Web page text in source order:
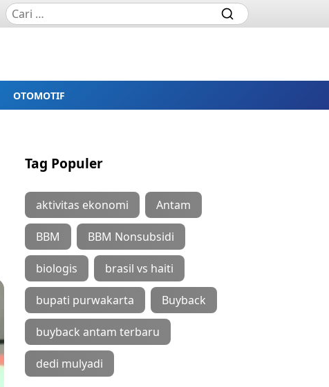
OTOMOTIF
Tag Populer
aktivitas ekonomi Antam
BBM BBM Nonsubsidi
biologis brasil vs haiti
bupati purwakarta Buyback
buyback antam terbaru
dedi mulyadi